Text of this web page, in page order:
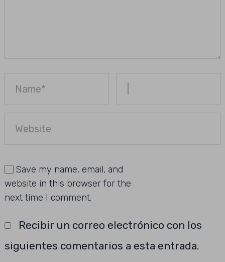
Save my name, email, and
website in this browser for the
next time I comment.
Recibir un correo electrónico con los
siguientes comentarios a esta entrada.